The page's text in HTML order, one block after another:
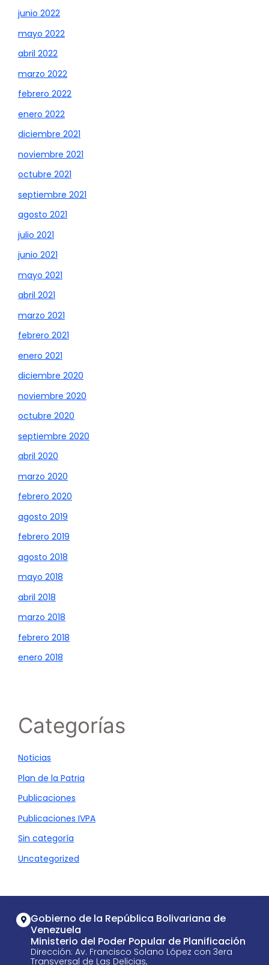
junio 2022
mayo 2022
abril 2022
marzo 2022
febrero 2022
enero 2022
diciembre 2021
noviembre 2021
octubre 2021
septiembre 2021
agosto 2021
julio 2021
junio 2021
mayo 2021
abril 2021
marzo 2021
febrero 2021
enero 2021
diciembre 2020
noviembre 2020
octubre 2020
septiembre 2020
abril 2020
marzo 2020
febrero 2020
agosto 2019
febrero 2019
agosto 2018
mayo 2018
abril 2018
marzo 2018
febrero 2018
enero 2018
Categorías
Noticias
Plan de la Patria
Publicaciones
Publicaciones IVPA
Sin categoría
Uncategorized
Gobierno de la República Bolivariana de
Venezuela
Ministerio del Poder Popular de Planificación
Dirección: Av. Francisco Solano López con 3era
Transversal de Las Delicias,